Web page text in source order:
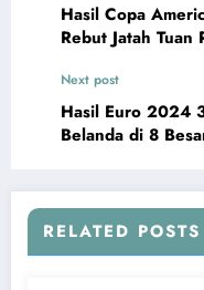
Hasil Copa
Rebut Jatah Tuan
Next post
Hasil Euro 2024
Belanda di 8
RELATED POSTS